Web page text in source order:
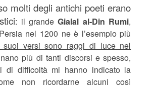
molti degli antichi poeti erano
: il grandeGialal al-Din Rumi,
nel 1200 ne è l’esempio più
suoi versi sono raggi di luce nel
più di tanti discorsi e spesso,
di difficoltà mi hanno indicato la
non ricordarne alcuni così